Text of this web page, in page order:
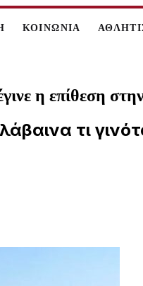
ΚΟΙΝΩΝΙΑ
η επίθεση
τι